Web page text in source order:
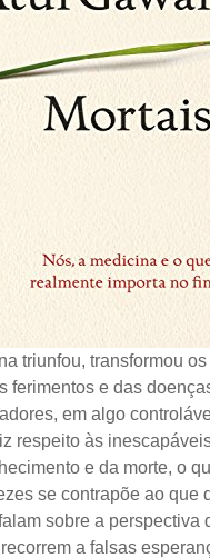
triunfou, transformou
ferimentos e das
em algo
respeito às
e da morte, o
se contrapõe ao que
sobre a perspectiva
a falsas